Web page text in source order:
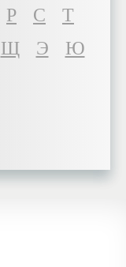
Р С
Т
Щ Э
Ю